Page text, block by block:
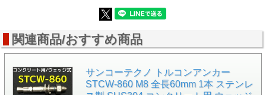
■アンカー埋込長さl2：49mm以上
■アンカー有効埋込長さl1：40mm以上
■ナット二面幅s：17mm
■頭部刻印：2
関連商品/おすすめ商品
サンコーテクノ トルコンアンカー
STCW-860 M8 全長60mm 1本 ステンレ